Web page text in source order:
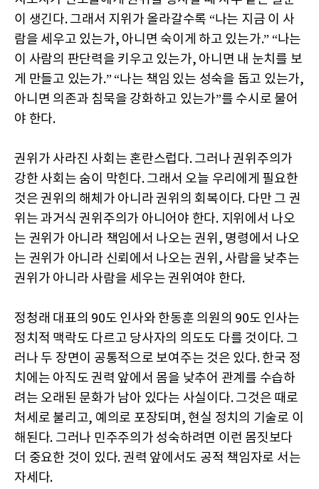
이 생긴다. 그래서 지위가 올라갈수록 “나는 지금 이 사
람을 세우고 있는가, 아니면 숙이게 하고 있는가.” “나는
이 사람의 판단력을 키우고 있는가, 아니면 내 눈치를 보
게 만들고 있는가.” “나는 책임 있는 성숙을 돕고 있는가,
아니면 의존과 침묵을 강화하고 있는가”를 수시로 물어
야 한다.
권위가 사라진 사회는 혼란스럽다. 그러나 권위주의가
강한 사회는 숨이 막힌다. 그래서 오늘 우리에게 필요한
것은 권위의 해체가 아니라 권위의 회복이다. 다만 그 권
위는 과거식 권위주의가 아니어야 한다. 지위에서 나오
는 권위가 아니라 책임에서 나오는 권위, 명령에서 나오
는 권위가 아니라 신뢰에서 나오는 권위, 사람을 낮추는
권위가 아니라 사람을 세우는 권위여야 한다.
정청래 대표의 90도 인사와 한동훈 의원의 90도 인사는
정치적 맥락도 다르고 당사자의 의도도 다를 것이다. 그
러나 두 장면이 공통적으로 보여주는 것은 있다. 한국 정
치에는 아직도 권력 앞에서 몸을 낮추어 관계를 수습하
려는 오래된 문화가 남아 있다는 사실이다. 그것은 때로
처세로 불리고, 예의로 포장되며, 현실 정치의 기술로 이
해된다. 그러나 민주주의가 성숙하려면 이런 몸짓보다
더 중요한 것이 있다. 권력 앞에서도 공적 책임자로 서는
자세다.